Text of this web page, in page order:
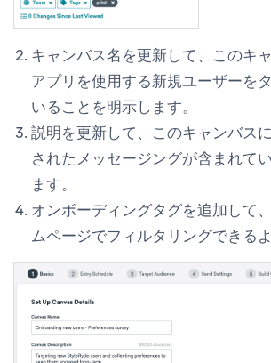
キャンバス名を更新して、このキ
アプリを使用する新規ユーザーを
いることを明示します。
説明を更新して、このキャンバス
されたメッセージングが含まれて
ます。
オンボーディングタグを追加して
ムページでフィルタリングできる